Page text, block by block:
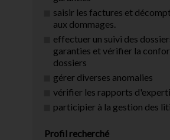
saisir les factures et
aux dommages.
effectuer un suivi des
garanties et vérifier la
dossiers
gérer diverses anomalies
vérifier les rapports
participier à la gestion des
Profil recherché